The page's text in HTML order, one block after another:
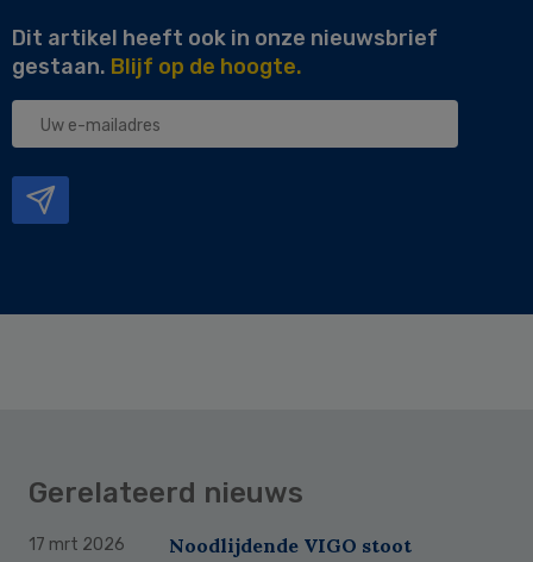
Dit artikel heeft ook in onze nieuwsbrief
gestaan. Blijf op de hoogte.
Uw
Gerelateerd nieuws
17 mrt 2026
Noodlijdende VIGO stoot